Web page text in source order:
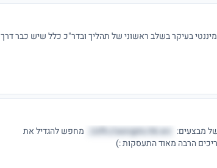
בעיקר בשלב ראשוני של תהליך ובדר"כ כלל שיש כבר דרך
zifh://asivjpto.hk.wv/
מחפש להגדיל את
הרבה מאוד התעסקות :)